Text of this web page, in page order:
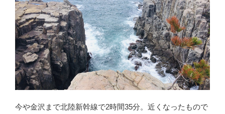
今や金沢まで北陸新幹線で2時間35分。近くなったもので